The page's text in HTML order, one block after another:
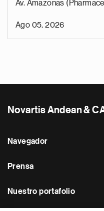
Av. Amazonas
Ago 05, 2026
Novartis Andean &
Navegador
Prensa
Nuestro portafolio